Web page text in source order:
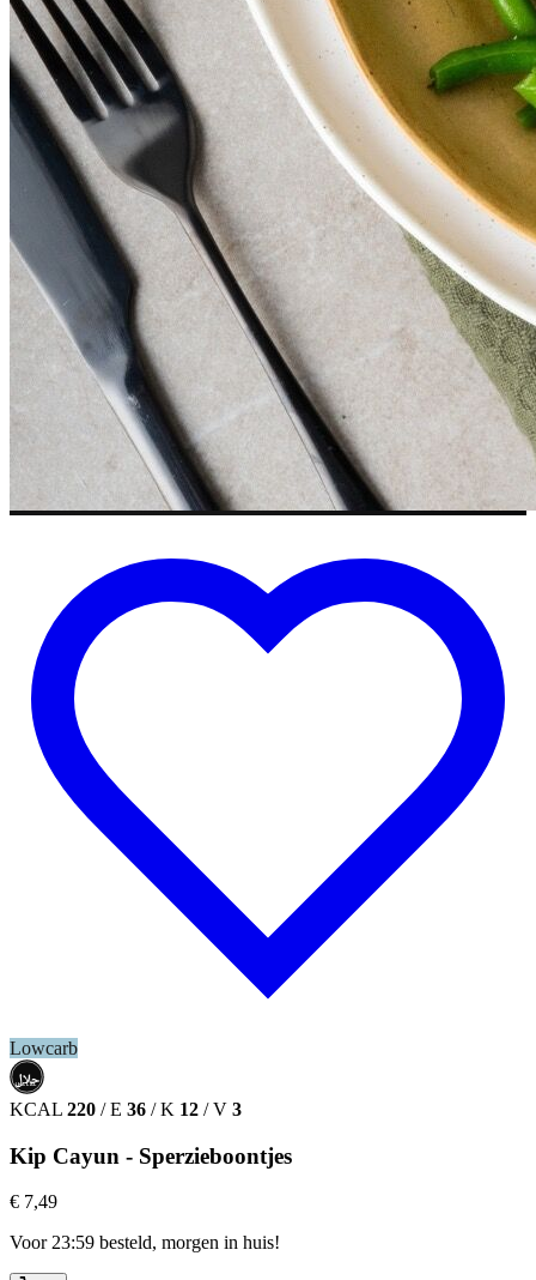
Lowcarb
حلال
HALAL
KCAL 220 / E 36 / K 12 / V 3
Kip Cayun - Sperzieboontjes
€ 7,49
Voor 23:59 besteld, morgen in huis!